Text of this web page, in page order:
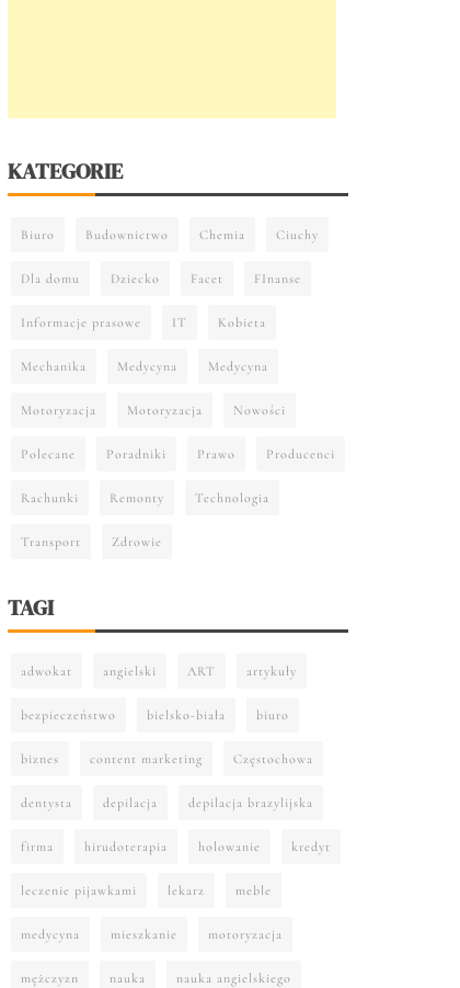
KATEGORIE
Biuro Budownictwo Chemia Ciuchy
Dla domu Dziecko Facet FInanse
Informacje prasowe IT Kobieta
Mechanika Medycyna Medycyna
Motoryzacja Motoryzacja Nowości
Polecane Poradniki Prawo Producenci
Rachunki Remonty Technologia
Transport Zdrowie
TAGI
adwokat angielski ART artykuły
bezpieczeństwo bielsko-biała biuro
biznes content marketing Częstochowa
dentysta depilacja depilacja brazylijska
firma hirudoterapia holowanie kredyt
leczenie pijawkami lekarz meble
medycyna mieszkanie motoryzacja
mężczyzn nauka nauka angielskiego